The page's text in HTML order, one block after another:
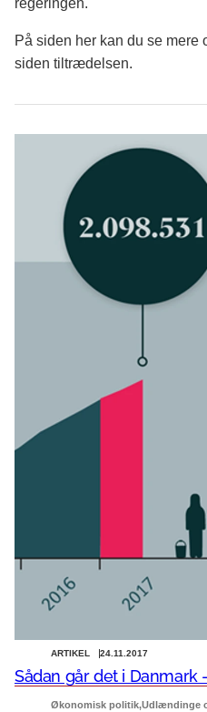
regeringen.
På siden her kan du se mere
siden tiltrædelsen.
24.11.2017
ARTIKEL
Sådan går det i Danmark
Økonomisk politik Udlændinge